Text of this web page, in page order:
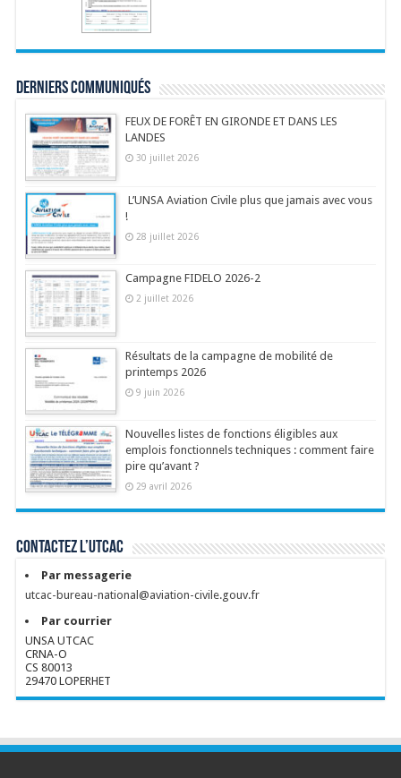
Derniers communiqués
FEUX DE FORÊT EN GIRONDE ET DANS LES
LANDES
30 juillet 2026
L’UNSA Aviation Civile plus que jamais avec vous
!
28 juillet 2026
Campagne FIDELO 2026-2
2 juillet 2026
Résultats de la campagne de mobilité de
printemps 2026
9 juin 2026
Nouvelles listes de fonctions éligibles aux
emplois fonctionnels techniques : comment faire
pire qu’avant ?
29 avril 2026
Contactez l’UTCAC
Par messagerie
utcac-bureau-national@aviation-civile.gouv.fr
Par courrier
UNSA UTCAC
CRNA-O
CS 80013
29470 LOPERHET